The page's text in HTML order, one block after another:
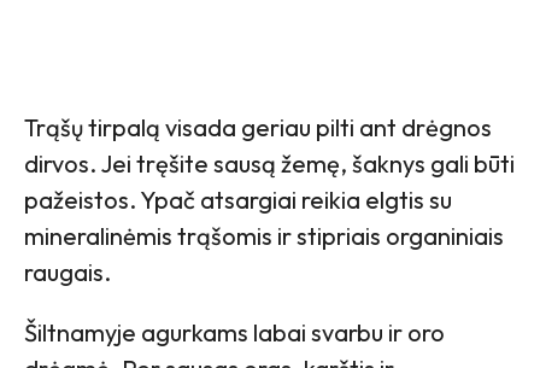
Trąšų tirpalą visada geriau pilti ant drėgnos
dirvos. Jei tręšite sausą žemę, šaknys gali būti
pažeistos. Ypač atsargiai reikia elgtis su
mineralinėmis trąšomis ir stipriais organiniais
raugais.
Šiltnamyje agurkams labai svarbu ir oro